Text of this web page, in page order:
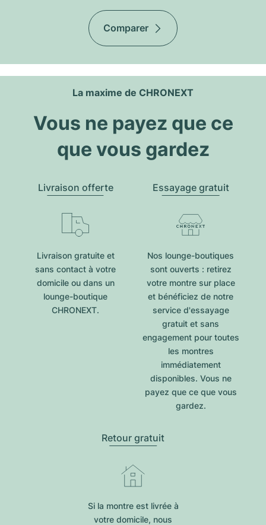
Comparer
La maxime de CHRONEXT
Vous ne payez que ce
que vous gardez
Livraison offerte
Livraison gratuite et
sans contact à votre
domicile ou dans un
lounge-boutique
CHRONEXT.
Essayage gratuit
Nos lounge-boutiques
sont ouverts : retirez
votre montre sur place
et bénéficiez de notre
service d'essayage
gratuit et sans
engagement pour toutes
les montres
immédiatement
disponibles. Vous ne
payez que ce que vous
gardez.
Retour gratuit
Si la montre est livrée à
votre domicile, nous